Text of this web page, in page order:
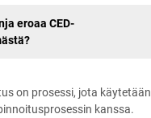
eroaa CED-
on prosessi, jota käytetään
kanssa.